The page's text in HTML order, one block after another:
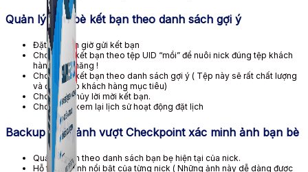
Quản lý bạn bè kết bạn theo danh sách gợi ý
Đặt lịch hẹn giờ gửi kết bạn
Cho phép kết bạn theo tệp UID “mồi” để nuôi nick đúng tệp khách
hàng tiềm năng !
Cho phép kết bạn theo danh sách gợi ý ( Tệp này sẽ rất chất lượng
và đúng tệp khách hàng mục tiêu)
Cho phép hủy lời mời kết bạn.
Cho phép xem lại lịch sử hoạt động đặt lịch
Backup hình ảnh vượt Checkpoint xác minh ảnh bạn bè
Quản lý ảnh theo danh sách bạn bẹ hiện tại của nick.
Hỗ trợ lưu ảnh nổi bật của từng nick ( Những ảnh này dễ dàng được